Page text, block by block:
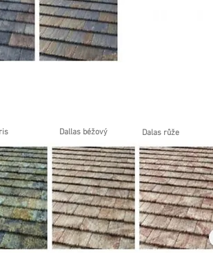
Dallas béžový Dalas růže